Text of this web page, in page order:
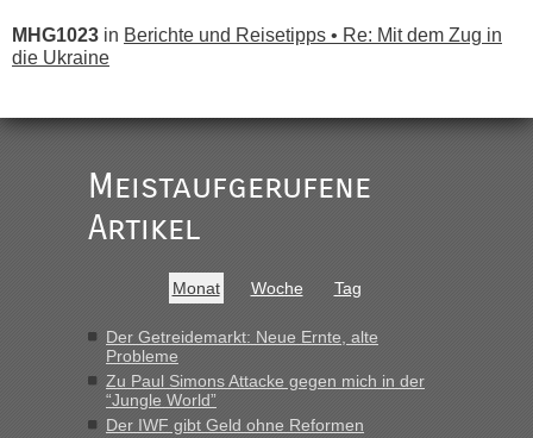
MHG1023 in Berichte und Reisetipps • Re: Mit dem Zug in
die Ukraine
Ist korrekt, aber ich finde man hätte trotzdem im Text gleich
darauf hinweisen können.
War aber nicht "böse" gemeint ...
buchbar - warum auch immer ...
Hab´s versucht - bekomme aber immer angezeigt "auf dieser
Strecke fahren wir nicht"
Meistaufgerufene
Artikel
Monat Woche Tag
Der Getreidemarkt: Neue Ernte, alte
Probleme
Zu Paul Simons Attacke gegen mich in der
“Jungle World”
Der IWF gibt Geld ohne Reformen